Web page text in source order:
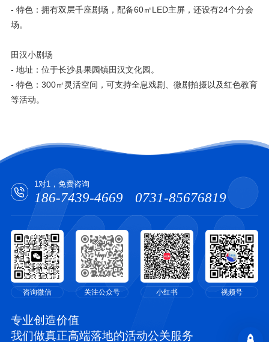
- 特色：拥有双层千座剧场，配备60㎡LED主屏，还设有24个分会
场。
田汉小剧场
- 地址：位于长沙县果园镇田汉文化园。
- 特色：300㎡灵活空间，可支持全息戏剧、微剧拍摄以及红色教育
等活动。
1对1，免费咨询
186-7439-4669 0731-85676819
咨询微信 关注公众号 小红书 视频号
专业创造价值
我们做真正高端落地的活动公关服务